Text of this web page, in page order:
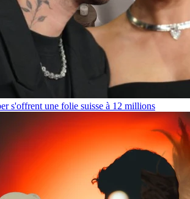
s'offrent une folie suisse à 12 millions